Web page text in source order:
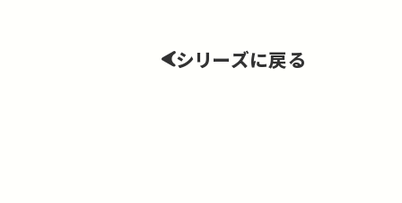
シリーズに戻る